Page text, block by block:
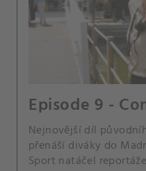
Episode 9 -
Nejnovější díl
přenáší diváky do
Sport natáčel